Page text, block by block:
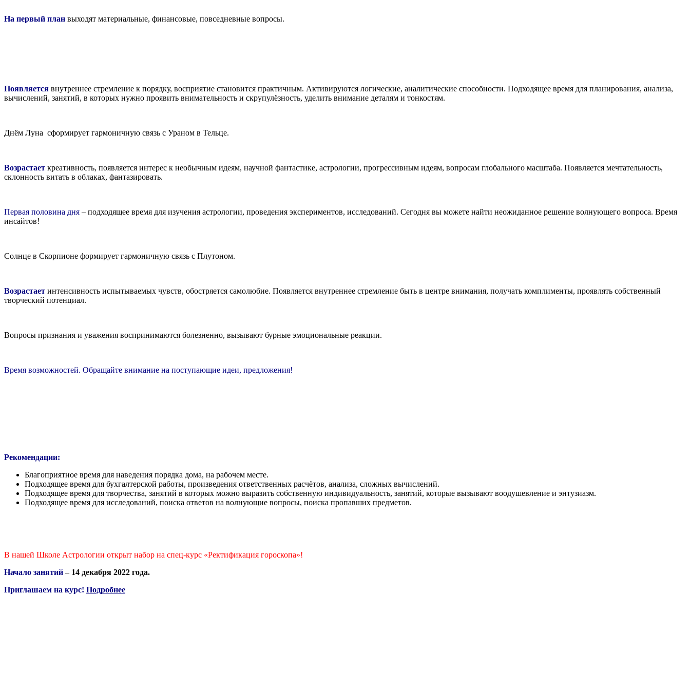
На первый план выходят материальные, финансовые, повседневные вопросы.
Появляется внутреннее стремление к порядку, восприятие становится практичным. Активируются логические, аналитические способности. Подходящее время для планирования, анализа,
вычислений, занятий, в которых нужно проявить внимательность и скрупулёзность, уделить внимание деталям и тонкостям.
Днём Луна сформирует гармоничную связь с Ураном в Тельце.
Возрастает креативность, появляется интерес к необычным идеям, научной фантастике, астрологии, прогрессивным идеям, вопросам глобального масштаба. Появляется мечтательность,
склонность витать в облаках, фантазировать.
Первая половина дня – подходящее время для изучения астрологии, проведения экспериментов, исследований. Сегодня вы можете найти неожиданное решение волнующего вопроса. Время
инсайтов!
Солнце в Скорпионе формирует гармоничную связь с Плутоном.
Возрастает интенсивность испытываемых чувств, обостряется самолюбие. Появляется внутреннее стремление быть в центре внимания, получать комплименты, проявлять собственный
творческий потенциал.
Вопросы признания и уважения воспринимаются болезненно, вызывают бурные эмоциональные реакции.
Время возможностей. Обращайте внимание на поступающие идеи, предложения!
Рекомендации:
Благоприятное время для наведения порядка дома, на рабочем месте.
Подходящее время для бухгалтерской работы, произведения ответственных расчётов, анализа, сложных вычислений.
Подходящее время для творчества, занятий в которых можно выразить собственную индивидуальность, занятий, которые вызывают воодушевление и энтузиазм.
Подходящее время для исследований, поиска ответов на волнующие вопросы, поиска пропавших предметов.
В нашей Школе Астрологии открыт набор на спец-курс «Ректификация гороскопа»!
Начало занятий – 14 декабря 2022 года.
Приглашаем на курс! Подробнее